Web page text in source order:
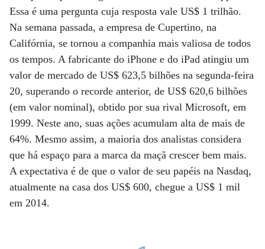
Essa é uma pergunta cuja resposta vale US$ 1 trilhão.
Na semana passada, a empresa de Cupertino, na
Califórnia, se tornou a companhia mais valiosa de todos
os tempos. A fabricante do iPhone e do iPad atingiu um
valor de mercado de US$ 623,5 bilhões na segunda-feira
20, superando o recorde anterior, de US$ 620,6 bilhões
(em valor nominal), obtido por sua rival Microsoft, em
1999. Neste ano, suas ações acumulam alta de mais de
64%. Mesmo assim, a maioria dos analistas considera
que há espaço para a marca da maçã crescer bem mais.
A expectativa é de que o valor de seu papéis na Nasdaq,
atualmente na casa dos US$ 600, chegue a US$ 1 mil
em 2014.